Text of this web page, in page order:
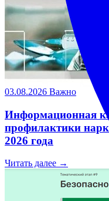
03.08.2026 Важно
Информационная
профилактики
2026 года
Читать далее →